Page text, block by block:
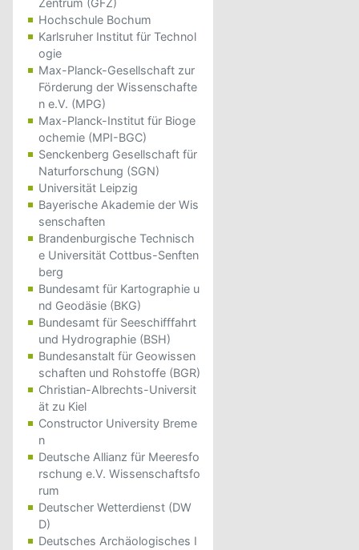
Zentrum (GFZ)
Hochschule Bochum
Karlsruher Institut für Technol
ogie
Max-Planck-Gesellschaft zur
Förderung der Wissenschafte
n e.V. (MPG)
Max-Planck-Institut für Bioge
ochemie (MPI-BGC)
Senckenberg Gesellschaft für
Naturforschung (SGN)
Universität Leipzig
Bayerische Akademie der Wis
senschaften
Brandenburgische Technisch
e Universität Cottbus-Senften
berg
Bundesamt für Kartographie u
nd Geodäsie (BKG)
Bundesamt für Seeschifffahrt
und Hydrographie (BSH)
Bundesanstalt für Geowissen
schaften und Rohstoffe (BGR)
Christian-Albrechts-Universit
ät zu Kiel
Constructor University Breme
n
Deutsche Allianz für Meeresfo
rschung e.V. Wissenschaftsfo
rum
Deutscher Wetterdienst (DW
D)
Deutsches Archäologisches I